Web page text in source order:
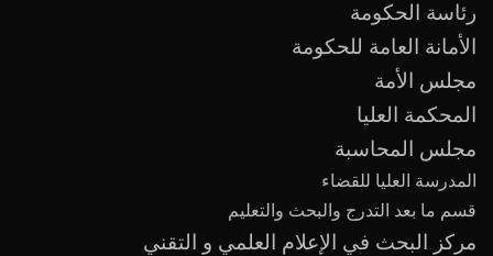
رئاسة الحكومة
الأمانة العامة للحكومة
مجلس الأمة
المحكمة العليا
مجلس المحاسبة
المدرسة العليا للقضاء
قسم ما بعد التدرج و البحث والتعليم
مركز البحث في الإعلام العلمي و التقني